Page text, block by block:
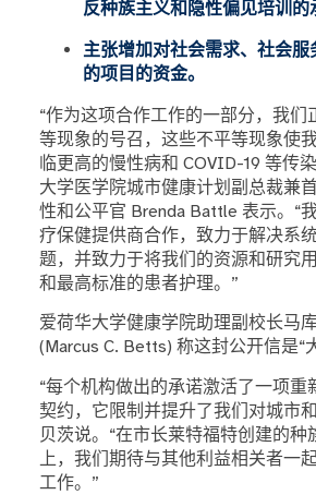
反种族主义和隐性偏见培训的
主张增加对社会需求、社会
的项目的资金。
“作为这项合作工作的一部分，我们
等现象的号召，这些不平等现象使
临更高的慢性病和 COVID-19 等传
大学医学院城市健康计划副总裁兼
性和公平官 Brenda Battle 表示。“
疗保健提供商合作，致力于解决系
题，并致力于将我们的资源和研究
和最高标准的患者护理。”
爱荷华大学健康学院助理副校长马库
(Marcus C. Betts) 称这封公开信是“
“每个机构做出的承诺激活了一项重
契约，它限制并提升了我们对城市
贝茨说。“在市长莱特福特创建的种
上，我们期待与其他利益相关者一
工作。”